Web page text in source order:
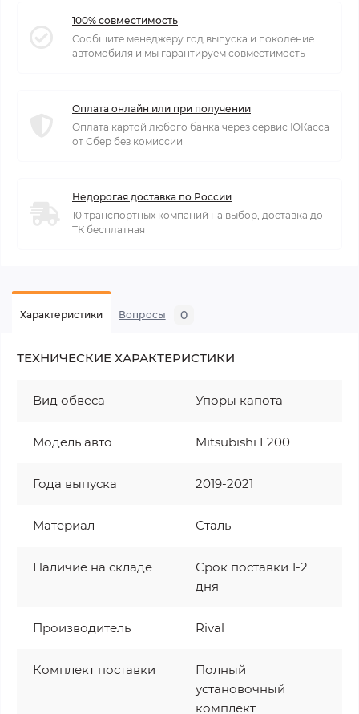
100% совместимость
Сообщите менеджеру год выпуска и поколение
автомобиля и мы гарантируем совместимость
Оплата онлайн или при получении
Оплата картой любого банка через сервис ЮКасса
от Сбер без комиссии
Недорогая доставка по России
10 транспортных компаний на выбор, доставка до
ТК бесплатная
Характеристики Вопросы 0
ТЕХНИЧЕСКИЕ ХАРАКТЕРИСТИКИ
Вид обвеса Упоры капота
Модель авто Mitsubishi L200
Года выпуска 2019-2021
Материал Сталь
Наличие на складе
Срок поставки 1-2
дня
Производитель Rival
Комплект поставки
Полный
установочный
комплект